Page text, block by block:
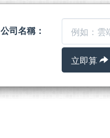
公司名稱：
立即算